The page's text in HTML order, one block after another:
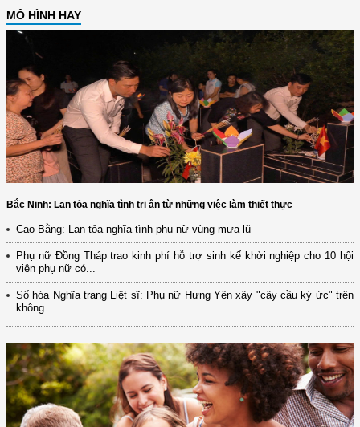
MÔ HÌNH HAY
Bắc Ninh: Lan tỏa nghĩa tình tri ân từ những việc làm thiết thực
Cao Bằng: Lan tỏa nghĩa tình phụ nữ vùng mưa lũ
Phụ nữ Đồng Tháp trao kinh phí hỗ trợ sinh kế khởi nghiệp cho 10 hội
viên phụ nữ có...
Số hóa Nghĩa trang Liệt sĩ: Phụ nữ Hưng Yên xây "cây cầu ký ức" trên
không...